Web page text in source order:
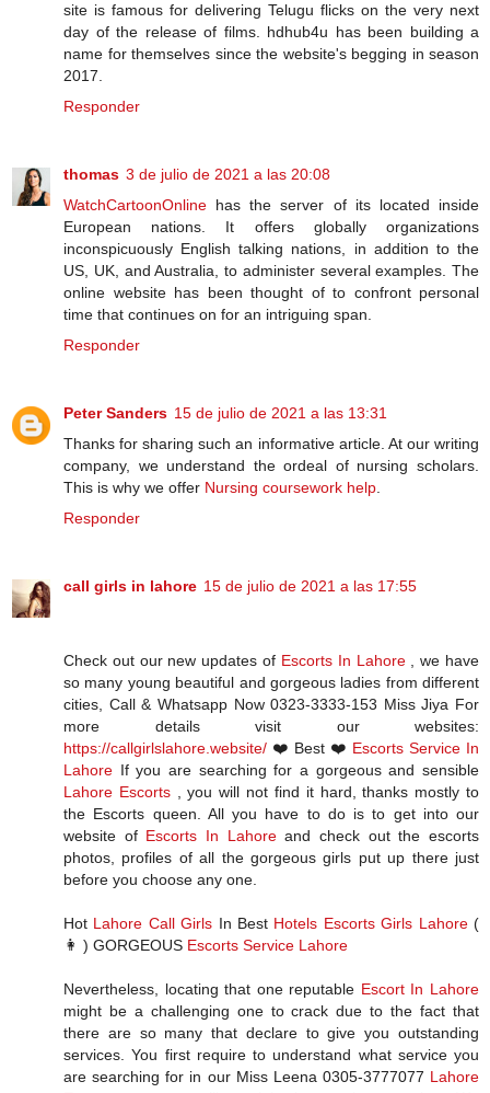
site is famous for delivering Telugu flicks on the very next
day of the release of films. hdhub4u has been building a
name for themselves since the website's begging in season
2017.
Responder
thomas 3 de julio de 2021 a las 20:08
WatchCartoonOnline has the server of its located inside
European nations. It offers globally organizations
inconspicuously English talking nations, in addition to the
US, UK, and Australia, to administer several examples. The
online website has been thought of to confront personal
time that continues on for an intriguing span.
Responder
Peter Sanders 15 de julio de 2021 a las 13:31
Thanks for sharing such an informative article. At our writing
company, we understand the ordeal of nursing scholars.
This is why we offer Nursing coursework help.
Responder
call girls in lahore 15 de julio de 2021 a las 17:55
Check out our new updates of Escorts In Lahore , we have
so many young beautiful and gorgeous ladies from different
cities, Call & Whatsapp Now 0323-3333-153 Miss Jiya For
more details visit our websites:
https://callgirlslahore.website/ ❤️ Best ❤️ Escorts Service In
Lahore If you are searching for a gorgeous and sensible
Lahore Escorts , you will not find it hard, thanks mostly to
the Escorts queen. All you have to do is to get into our
website of Escorts In Lahoreand check out the escorts
photos, profiles of all the gorgeous girls put up there just
before you choose any one.
Hot Lahore Call Girls In Best Hotels Escorts Girls Lahore(
👩 ) GORGEOUS Escorts Service Lahore
Nevertheless, locating that one reputable Escort In Lahore
might be a challenging one to crack due to the fact that
there are so many that declare to give you outstanding
services. You first require to understand what service you
are searching for in our Miss Leena 0305-3777077 Lahore